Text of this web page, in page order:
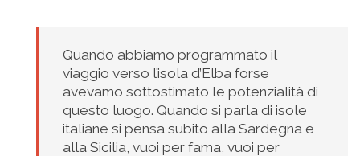
Quando abbiamo programmato il
viaggio verso l’isola d’Elba forse
avevamo sottostimato le potenzialità di
questo luogo. Quando si parla di isole
italiane si pensa subito alla Sardegna e
alla Sicilia, vuoi per fama, vuoi per